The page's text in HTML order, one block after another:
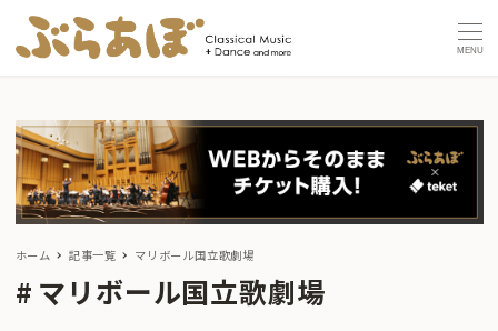
MENU
ホーム 記事一覧 マリボール国立歌劇場
マリボール国立歌劇場